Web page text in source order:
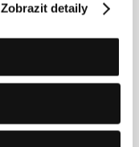
Zobrazit detaily